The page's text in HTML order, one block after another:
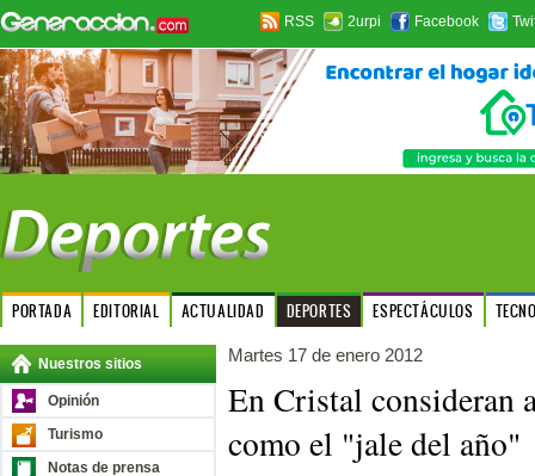
RSS 2urpi Facebook
PORTADA EDITORIAL ACTUALIDAD DEPORTES ESPECTÁCULOS
Nuestros sitios
Opinión
Turismo
Notas de prensa
Martes 17 de enero 2012
En Cristal consideran
como el "jale del año"